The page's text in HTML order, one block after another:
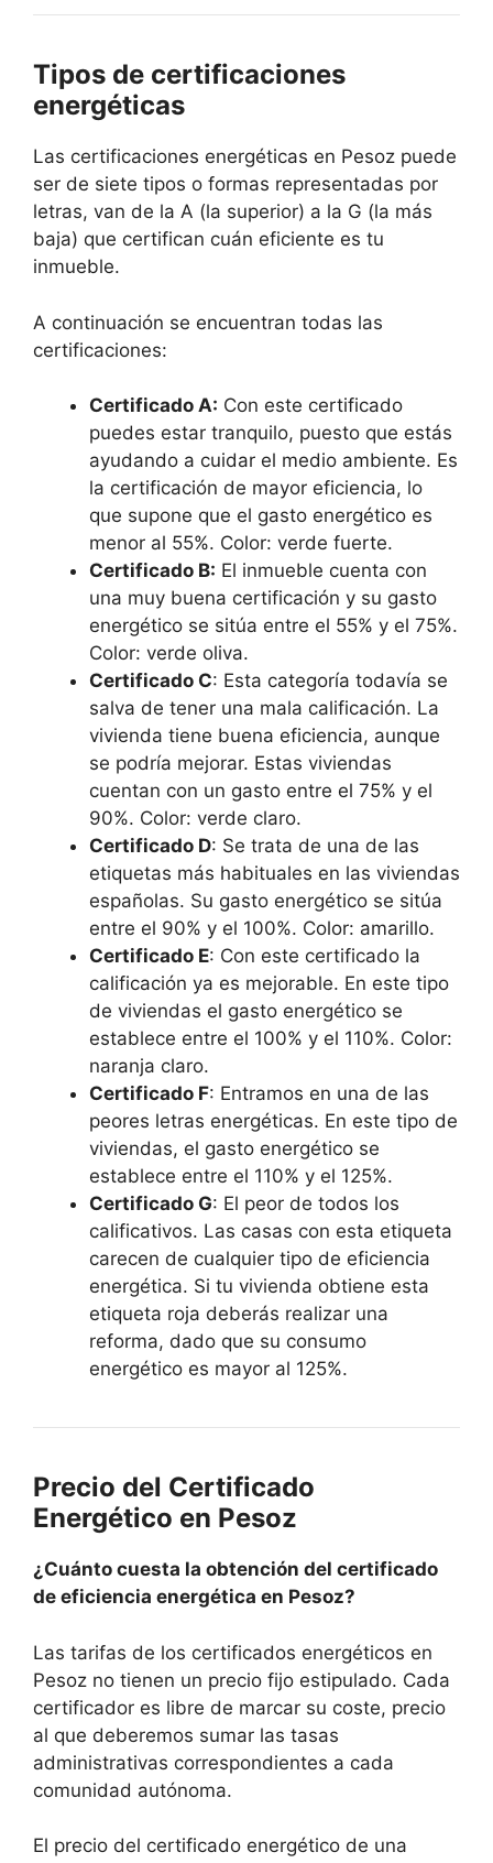
Tipos de certificaciones
energéticas
Las certificaciones energéticas en Pesoz puede
ser de siete tipos o formas representadas por
letras, van de la A (la superior) a la G (la más
baja) que certifican cuán eficiente es tu
inmueble.
A continuación se encuentran todas las
certificaciones:
Certificado A: Con este certificado
puedes estar tranquilo, puesto que estás
ayudando a cuidar el medio ambiente. Es
la certificación de mayor eficiencia, lo
que supone que el gasto energético es
menor al 55%. Color: verde fuerte.
Certificado B: El inmueble cuenta con
una muy buena certificación y su gasto
energético se sitúa entre el 55% y el 75%.
Color: verde oliva.
Certificado C: Esta categoría todavía se
salva de tener una mala calificación. La
vivienda tiene buena eficiencia, aunque
se podría mejorar. Estas viviendas
cuentan con un gasto entre el 75% y el
90%. Color: verde claro.
Certificado D: Se trata de una de las
etiquetas más habituales en las viviendas
españolas. Su gasto energético se sitúa
entre el 90% y el 100%. Color: amarillo.
Certificado E: Con este certificado la
calificación ya es mejorable. En este tipo
de viviendas el gasto energético se
establece entre el 100% y el 110%. Color:
naranja claro.
Certificado F: Entramos en una de las
peores letras energéticas. En este tipo de
viviendas, el gasto energético se
establece entre el 110% y el 125%.
Certificado G: El peor de todos los
calificativos. Las casas con esta etiqueta
carecen de cualquier tipo de eficiencia
energética. Si tu vivienda obtiene esta
etiqueta roja deberás realizar una
reforma, dado que su consumo
energético es mayor al 125%.
Precio del Certificado
Energético en Pesoz
¿Cuánto cuesta la obtención del certificado
de eficiencia energética en Pesoz?
Las tarifas de los certificados energéticos en
Pesoz no tienen un precio fijo estipulado. Cada
certificador es libre de marcar su coste, precio
al que deberemos sumar las tasas
administrativas correspondientes a cada
comunidad autónoma.
El precio del certificado energético de una